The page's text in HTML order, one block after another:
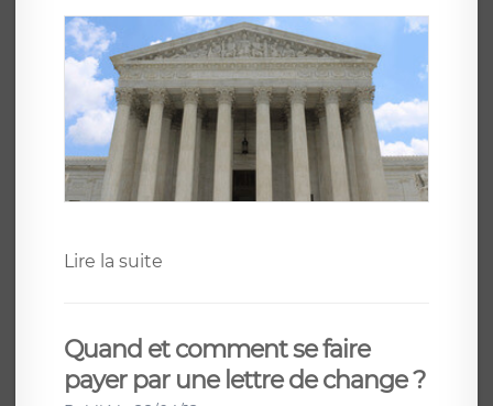
Lire la suite
Quand et comment se faire
payer par une lettre de change ?